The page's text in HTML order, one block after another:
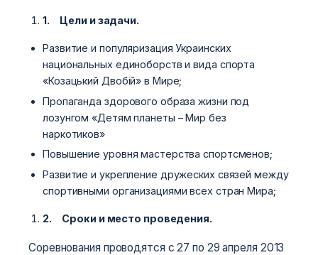
1. Цели и задачи.
Развитие и популяризация Украинских
национальных единоборств и вида спорта
«Козацький Двобій» в Мире;
Пропаганда здорового образа жизни под
лозунгом «Детям планеты – Мир без
наркотиков»
Повышение уровня мастерства спортсменов;
Развитие и укрепление дружеских связей между
спортивными организациями всех стран Мира;
2. Сроки и место проведения.
Соревнования проводятся с 27 по 29 апреля 2013